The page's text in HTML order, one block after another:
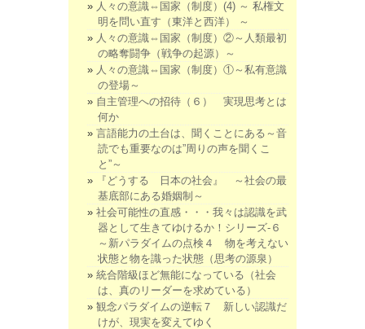
人々の意識⇔国家（制度）(4) ～ 私権文
明を問い直す（東洋と西洋） ～
人々の意識⇔国家（制度）②～人類最初
の略奪闘争（戦争の起源）～
人々の意識⇔国家（制度）①～私有意識
の登場～
自主管理への招待（６） 実現思考とは
何か
言語能力の土台は、聞くことにある～音
読でも重要なのは”周りの声を聞くこ
と”～
『どうする 日本の社会』 ～社会の最
基底部にある婚姻制～
社会可能性の直感・・・我々は認識を武
器として生きてゆけるか！シリーズ-６
～新パラダイムの点検４ 物を考えない
状態と物を識った状態（思考の源泉）
統合階級ほど無能になっている（社会
は、真のリーダーを求めている）
観念パラダイムの逆転７ 新しい認識だ
けが、現実を変えてゆく